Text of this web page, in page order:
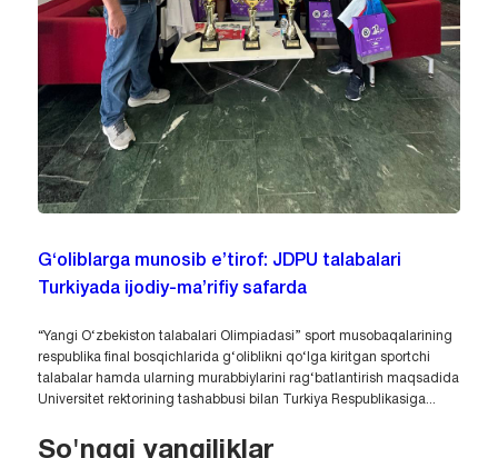
G‘oliblarga munosib e’tirof: JDPU talabalari
Turkiyada ijodiy-ma’rifiy safarda
“Yangi O‘zbekiston talabalari Olimpiadasi” sport musobaqalarining
respublika final bosqichlarida g‘oliblikni qo‘lga kiritgan sportchi
talabalar hamda ularning murabbiylarini rag‘batlantirish maqsadida
Universitet rektorining tashabbusi bilan Turkiya Respublikasiga...
So'nggi yangiliklar